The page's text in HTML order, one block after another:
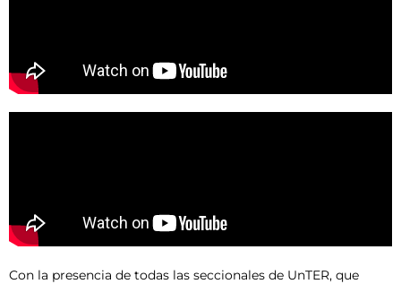
Con la presencia de todas las seccionales de UnTER, que